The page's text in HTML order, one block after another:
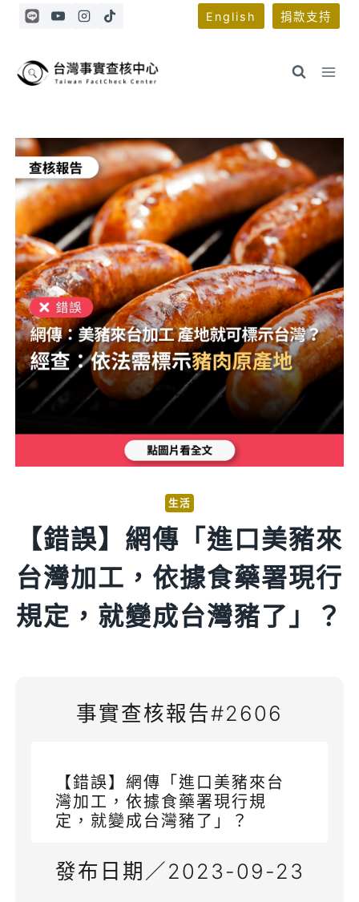
Skip
English 捐款支持
生活
【錯誤】網傳「進口美豬來
台灣加工，依據食藥署現行
規定，就變成台灣豬了」？
事實查核報告#2606
【錯誤】網傳「進口美豬來台
灣加工，依據食藥署現行規
定，就變成台灣豬了」？
發布日期／2023-09-23